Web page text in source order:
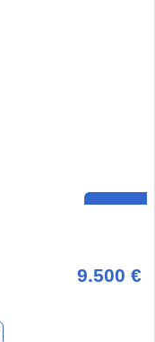
9.500 €